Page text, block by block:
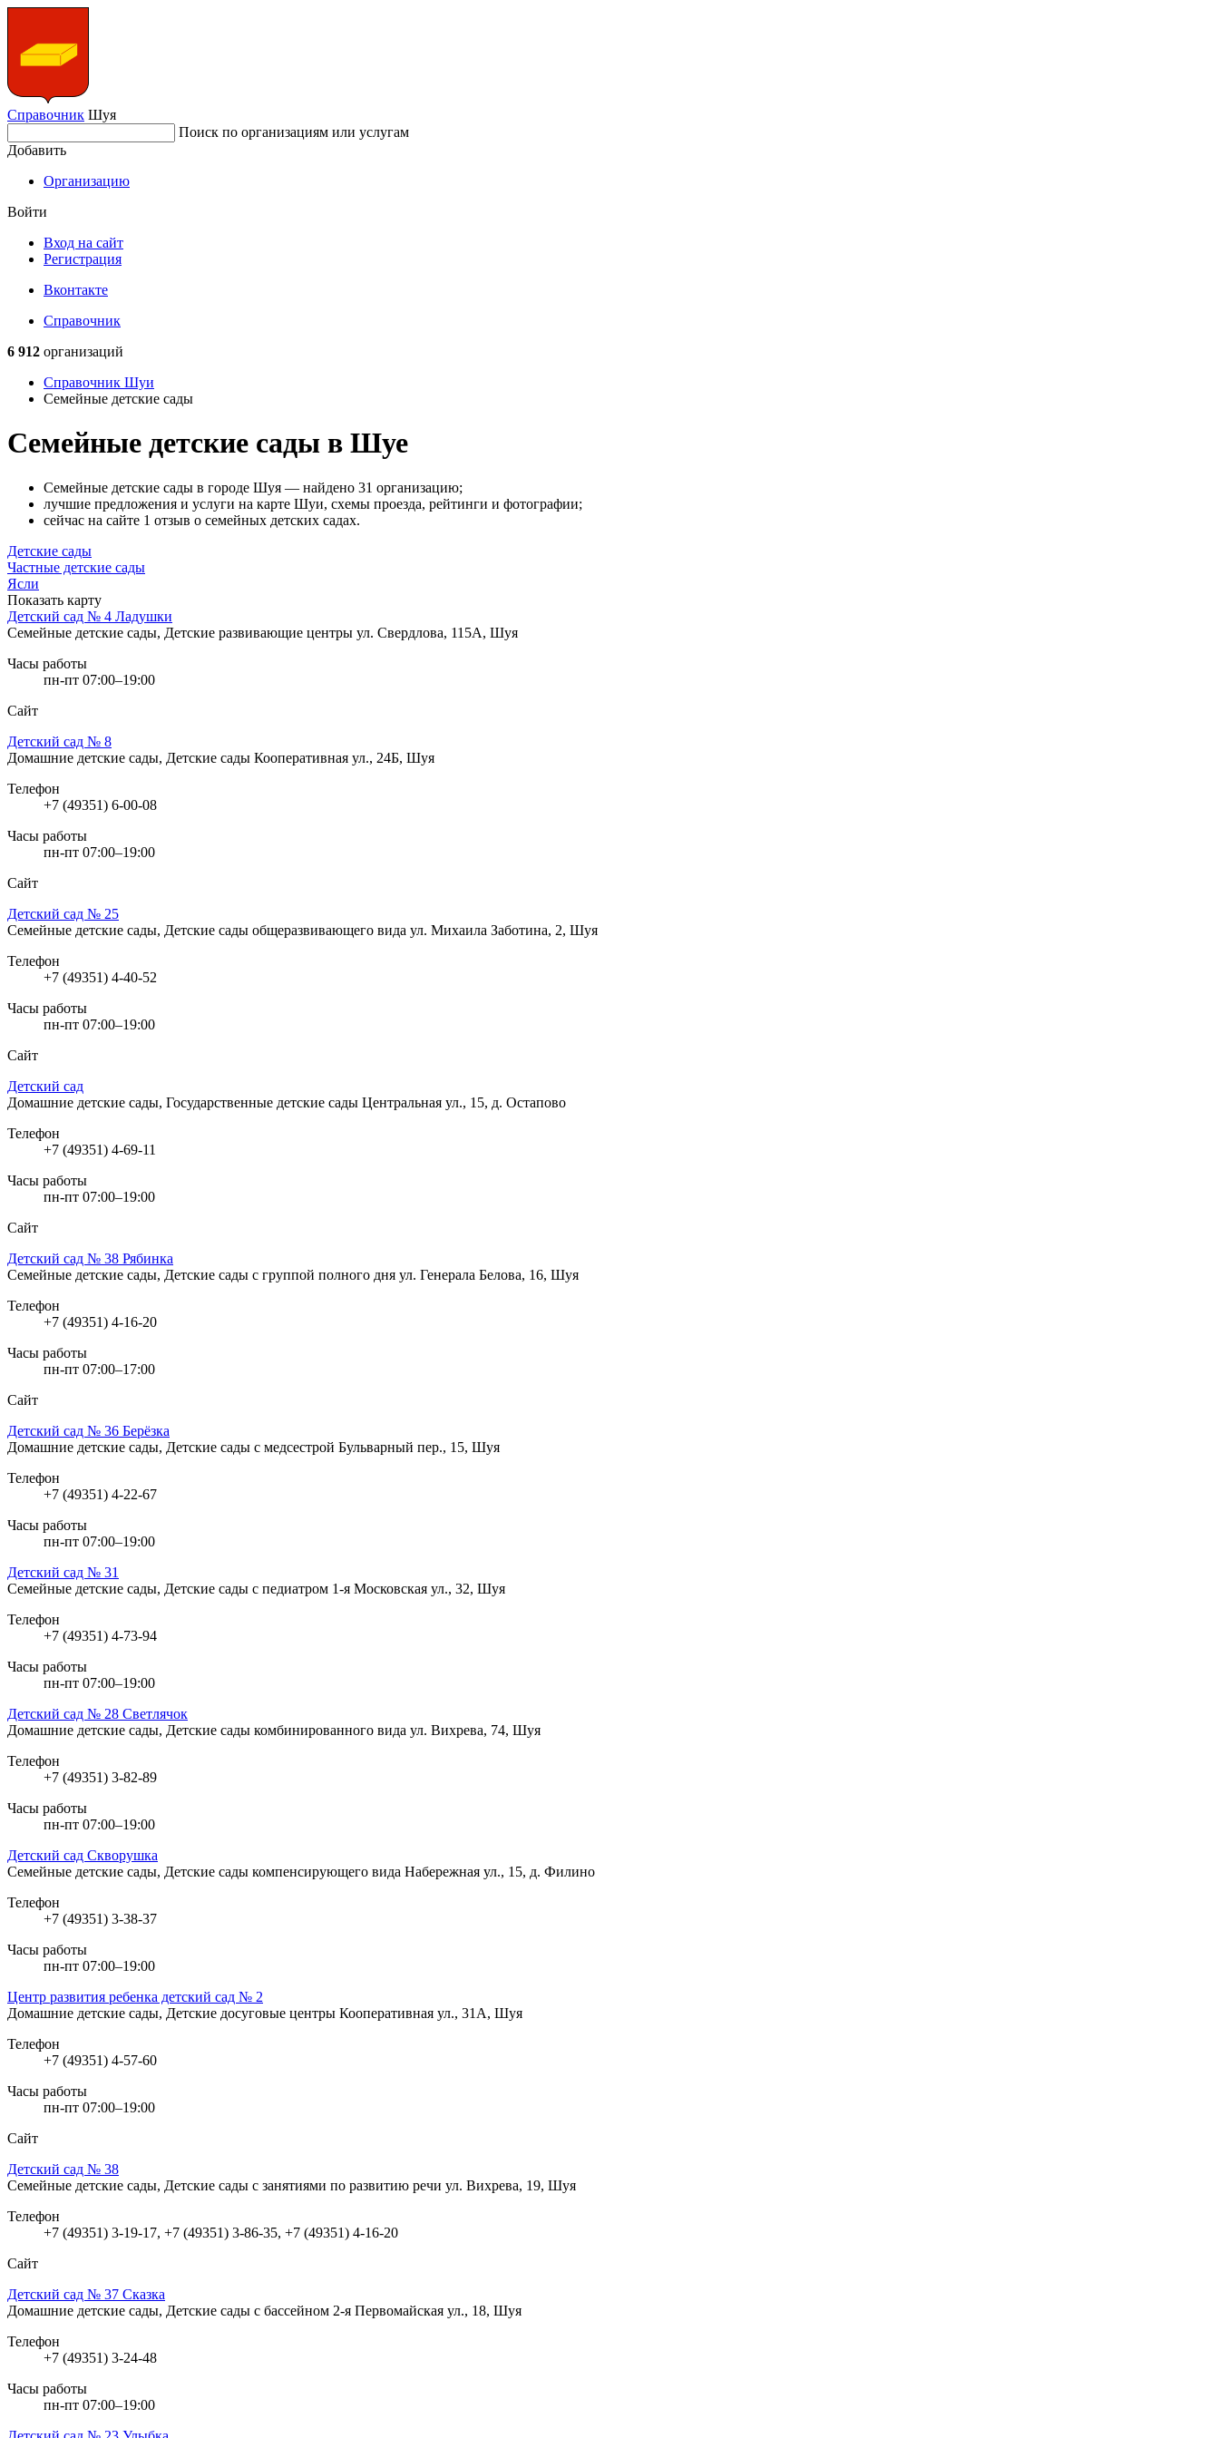
Справочник Шуя
Поиск по организациям или услугам
Добавить
Организацию
Войти
Вход на сайт
Регистрация
Вконтакте
Справочник
6 912 организаций
Справочник Шуи
Семейные детские сады
Семейные детские сады в Шуе
Семейные детские сады в городе Шуя — найдено 31 организацию;
лучшие предложения и услуги на карте Шуи, схемы проезда, рейтинги и фотографии;
сейчас на сайте 1 отзыв о семейных детских садах.
Детские сады
Частные детские сады
Ясли
Показать карту
Детский сад № 4 Ладушки
Семейные детские сады, Детские развивающие центры ул. Свердлова, 115А, Шуя
Часы работы
пн-пт 07:00–19:00
Сайт
Детский сад № 8
Домашние детские сады, Детские сады Кооперативная ул., 24Б, Шуя
Телефон
+7 (49351) 6-00-08
Часы работы
пн-пт 07:00–19:00
Сайт
Детский сад № 25
Семейные детские сады, Детские сады общеразвивающего вида ул. Михаила Заботина, 2, Шуя
Телефон
+7 (49351) 4-40-52
Часы работы
пн-пт 07:00–19:00
Сайт
Детский сад
Домашние детские сады, Государственные детские сады Центральная ул., 15, д. Остапово
Телефон
+7 (49351) 4-69-11
Часы работы
пн-пт 07:00–19:00
Сайт
Детский сад № 38 Рябинка
Семейные детские сады, Детские сады с группой полного дня ул. Генерала Белова, 16, Шуя
Телефон
+7 (49351) 4-16-20
Часы работы
пн-пт 07:00–17:00
Сайт
Детский сад № 36 Берёзка
Домашние детские сады, Детские сады с медсестрой Бульварный пер., 15, Шуя
Телефон
+7 (49351) 4-22-67
Часы работы
пн-пт 07:00–19:00
Детский сад № 31
Семейные детские сады, Детские сады с педиатром 1-я Московская ул., 32, Шуя
Телефон
+7 (49351) 4-73-94
Часы работы
пн-пт 07:00–19:00
Детский сад № 28 Светлячок
Домашние детские сады, Детские сады комбинированного вида ул. Вихрева, 74, Шуя
Телефон
+7 (49351) 3-82-89
Часы работы
пн-пт 07:00–19:00
Детский сад Скворушка
Семейные детские сады, Детские сады компенсирующего вида Набережная ул., 15, д. Филино
Телефон
+7 (49351) 3-38-37
Часы работы
пн-пт 07:00–19:00
Центр развития ребенка детский сад № 2
Домашние детские сады, Детские досуговые центры Кооперативная ул., 31А, Шуя
Телефон
+7 (49351) 4-57-60
Часы работы
пн-пт 07:00–19:00
Сайт
Детский сад № 38
Семейные детские сады, Детские сады с занятиями по развитию речи ул. Вихрева, 19, Шуя
Телефон
+7 (49351) 3-19-17, +7 (49351) 3-86-35, +7 (49351) 4-16-20
Сайт
Детский сад № 37 Сказка
Домашние детские сады, Детские сады с бассейном 2-я Первомайская ул., 18, Шуя
Телефон
+7 (49351) 3-24-48
Часы работы
пн-пт 07:00–19:00